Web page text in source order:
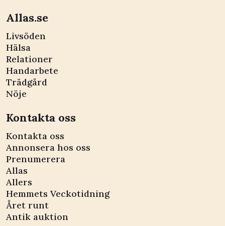
Allas.se
Livsöden
Hälsa
Relationer
Handarbete
Trädgård
Nöje
Kontakta oss
Kontakta oss
Annonsera hos oss
Prenumerera
Allas
Allers
Hemmets Veckotidning
Året runt
Antik auktion